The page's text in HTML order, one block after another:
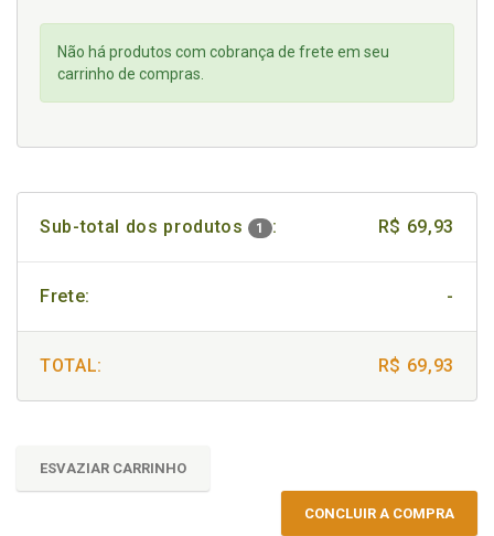
Não há produtos com cobrança de frete em seu
carrinho de compras.
Sub-total dos produtos 1 : R$ 69,93
Frete: -
TOTAL: R$ 69,93
ESVAZIAR CARRINHO
CONCLUIR A COMPRA